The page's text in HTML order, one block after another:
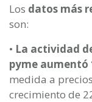
Los datos más
son:
• La actividad
pyme aumentó
medida a
crecimiento de